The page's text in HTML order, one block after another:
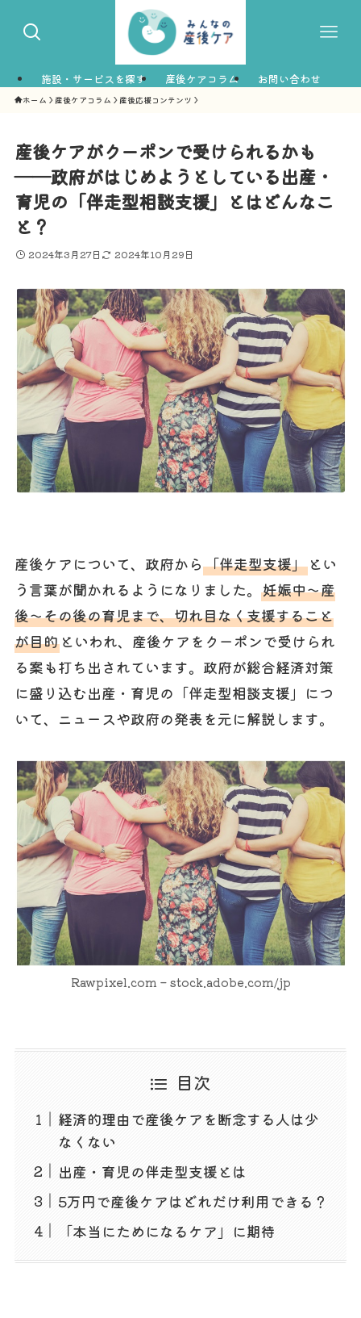
施設・サービスを探す 産後ケアコラム お問い合わせ
ホーム 産後ケアコラム 産後応援コンテンツ
産後ケアがクーポンで受けられるかも
――政府がはじめようとしている出産・
育児の「伴走型相談支援」とはどんなこ
と？
2024年3月27日 2024年10月29日
産後ケアについて、政府から「伴走型支援」とい
う言葉が聞かれるようになりました。 妊娠中～産
後～その後の育児まで、切れ目なく支援すること
が目的といわれ、産後ケアをクーポンで受けられ
る案も打ち出されています。政府が総合経済対策
に盛り込む出産・育児の「伴走型相談支援」につ
いて、ニュースや政府の発表を元に解説します。
Rawpixel.com – stock.adobe.com/jp
目次
経済的理由で産後ケアを断念する人は少
なくない
出産・育児の伴走型支援とは
5万円で産後ケアはどれだけ利用できる？
「本当にためになるケア」に期待